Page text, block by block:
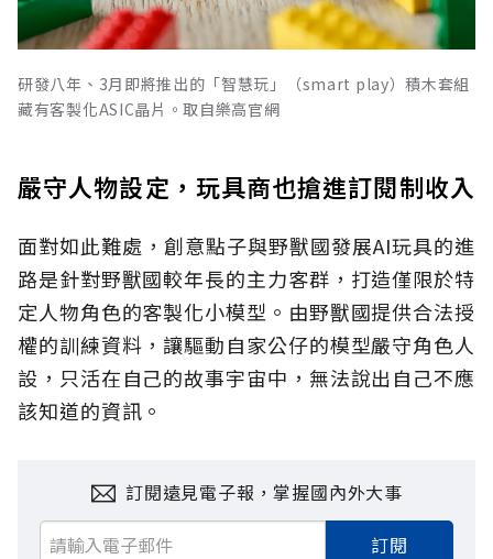
研發八年、3月即將推出的「智慧玩」（smart play）積木套組
藏有客製化ASIC晶片。取自樂高官網
嚴守人物設定，玩具商也搶進訂閱制收入
面對如此難處，創意點子與野獸國發展AI玩具的進
路是針對野獸國較年長的主力客群，打造僅限於特
定人物角色的客製化小模型。由野獸國提供合法授
權的訓練資料，讓驅動自家公仔的模型嚴守角色人
設，只活在自己的故事宇宙中，無法說出自己不應
該知道的資訊。
訂閱遠見電子報，掌握國內外大事
訂閱